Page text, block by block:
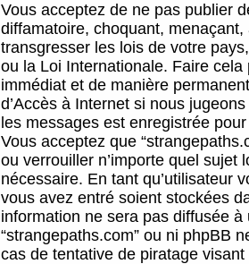
Vous acceptez de ne pas publier
diffamatoire, choquant,
transgresser les lois de votre
ou la Loi Internationale. Faire
immédiat et de manière
d’Accès à Internet si nous
les messages est enregistrée
Vous acceptez que
ou verrouiller n’importe quel sujet
nécessaire. En tant qu’utilisateur
vous avez entré soient stockées
information ne sera pas diffusée
“strangepaths.com” ou ni phpBB
cas de tentative de piratage